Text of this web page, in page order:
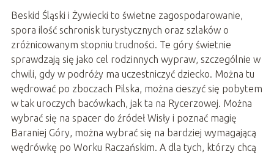
Beskid Śląski i Żywiecki to świetne zagospodarowanie,
spora ilość schronisk turystycznych oraz szlaków o
zróżnicowanym stopniu trudności. Te góry świetnie
sprawdzają się jako cel rodzinnych wypraw, szczególnie w
chwili, gdy w podróży ma uczestniczyć dziecko. Można tu
wędrować po zboczach Pilska, można cieszyć się pobytem
w tak uroczych bacówkach, jak ta na Rycerzowej. Można
wybrać się na spacer do źródeł Wisły i poznać magię
Baraniej Góry, można wybrać się na bardziej wymagającą
wędrówkę po Worku Raczańskim. A dla tych, którzy chcą